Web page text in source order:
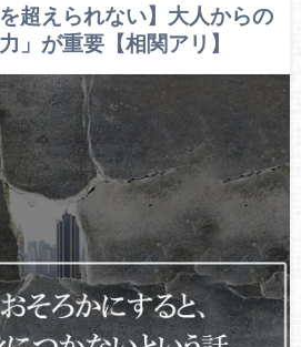
超えられない】大人からの
」が重要【相関アリ】